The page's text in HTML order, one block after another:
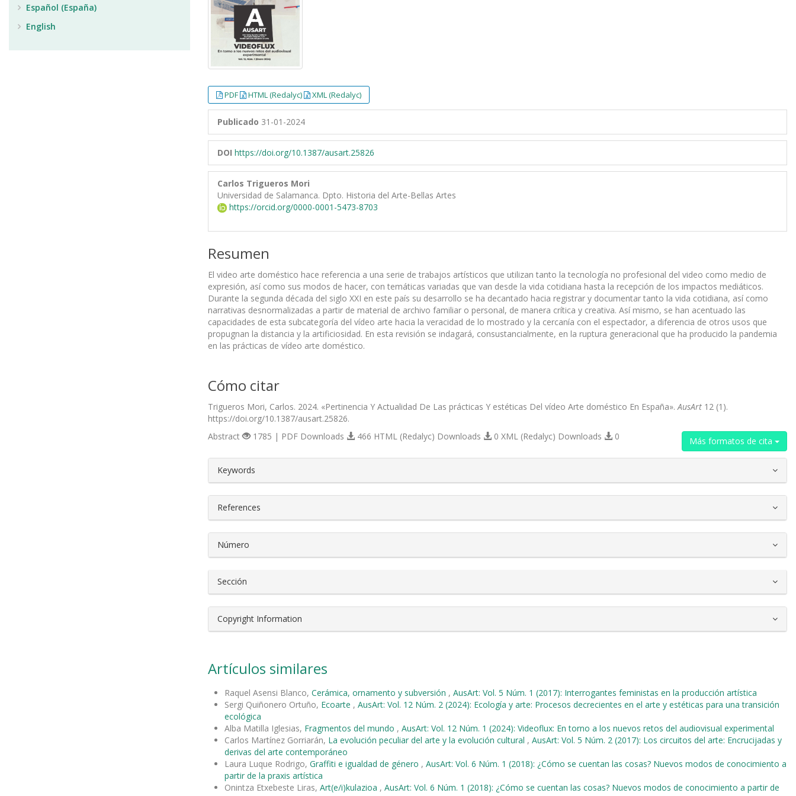
PDF HTML (Redalyc) XML (Redalyc)
Publicado 31-01-2024
DOI https://doi.org/10.1387/ausart.25826
Carlos Trigueros Mori
Universidad de Salamanca. Dpto. Historia del Arte-Bellas Artes
https://orcid.org/0000-0001-5473-8703
Resumen
El video arte doméstico hace referencia a una serie de trabajos artísticos que utilizan tanto la tecnología no profesional del video como medio de
expresión, así como sus modos de hacer, con temáticas variadas que van desde la vida cotidiana hasta la recepción de los impactos mediáticos.
Durante la segunda década del siglo XXI en este país su desarrollo se ha decantado hacia registrar y documentar tanto la vida cotidiana, así como
narrativas desnormalizadas a partir de material de archivo familiar o personal, de manera crítica y creativa. Así mismo, se han acentuado las
capacidades de esta subcategoría del vídeo arte hacia la veracidad de lo mostrado y la cercanía con el espectador, a diferencia de otros usos que
propugnan la distancia y la artificiosidad. En esta revisión se indagará, consustancialmente, en la ruptura generacional que ha producido la pandemia
en las prácticas de vídeo arte doméstico.
Cómo citar
Trigueros Mori, Carlos. 2024. «Pertinencia Y Actualidad De Las prácticas Y estéticas Del vídeo Arte doméstico En España».AusArt 12 (1).
https://doi.org/10.1387/ausart.25826.
Más formatos de cita
Abstract 1785 | PDF Downloads 466 HTML (Redalyc) Downloads 0 XML (Redalyc) Downloads 0
##plugins.themes.bootstrap3.article.details##
Keywords
References
Número
Sección
Copyright Information
Artículos similares
Raquel Asensi Blanco, Cerámica, ornamento y subversión , AusArt: Vol. 5 Núm. 1 (2017): Interrogantes feministas en la producción artística
Sergi Quiñonero Ortuño, Ecoarte , AusArt: Vol. 12 Núm. 2 (2024): Ecología y arte: Procesos decrecientes en el arte y estéticas para una transición
ecológica
Alba Matilla Iglesias, Fragmentos del mundo , AusArt: Vol. 12 Núm. 1 (2024): Videoflux: En torno a los nuevos retos del audiovisual experimental
Carlos Martínez Gorriarán, La evolución peculiar del arte y la evolución cultural , AusArt: Vol. 5 Núm. 2 (2017): Los circuitos del arte: Encrucijadas y
derivas del arte contemporáneo
Laura Luque Rodrigo, Graffiti e igualdad de género , AusArt: Vol. 6 Núm. 1 (2018): ¿Cómo se cuentan las cosas? Nuevos modos de conocimiento a
partir de la praxis artística
Onintza Etxebeste Liras, Art(e/i)kulazioa , AusArt: Vol. 6 Núm. 1 (2018): ¿Cómo se cuentan las cosas? Nuevos modos de conocimiento a partir de
Español (España)
English